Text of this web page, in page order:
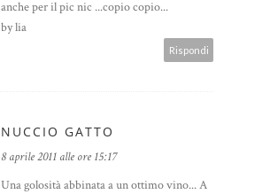
anche per il pic nic ...copio copio...
by lia
Rispondi
NUCCIO GATTO
8 aprile 2011 alle ore 15:17
Una golosità abbinata a un ottimo vino... A